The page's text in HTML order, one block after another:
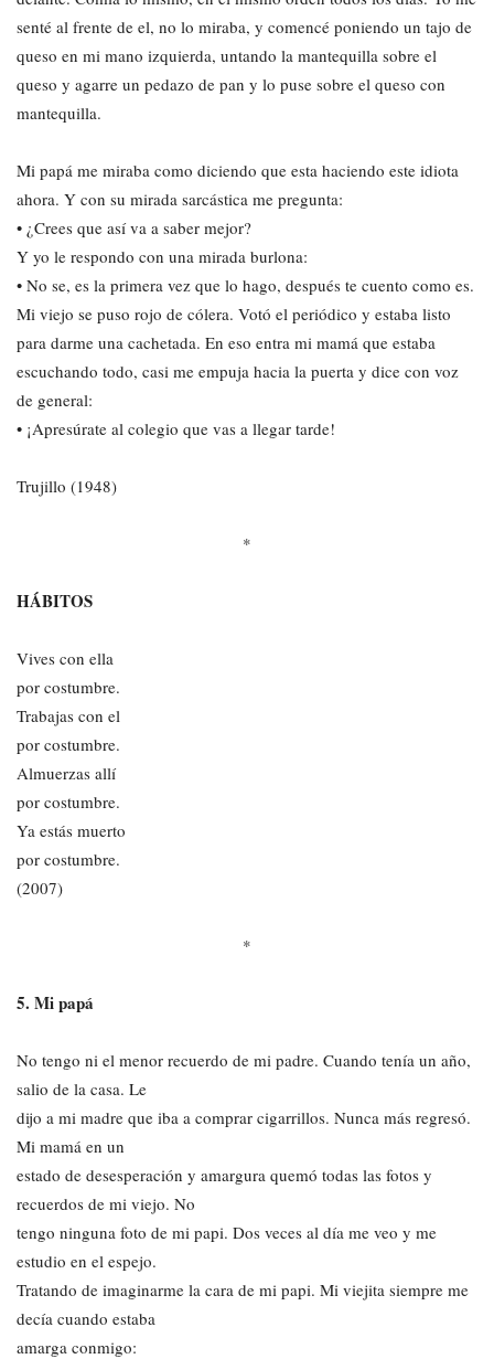
senté al frente de el, no lo miraba, y comencé poniendo un tajo de
queso en mi mano izquierda, untando la mantequilla sobre el
queso y agarre un pedazo de pan y lo puse sobre el queso con
mantequilla.
Mi papá me miraba como diciendo que esta haciendo este idiota
ahora. Y con su mirada sarcástica me pregunta:
• ¿Crees que así va a saber mejor?
Y yo le respondo con una mirada burlona:
• No se, es la primera vez que lo hago, después te cuento como es.
Mi viejo se puso rojo de cólera. Votó el periódico y estaba listo
para darme una cachetada. En eso entra mi mamá que estaba
escuchando todo, casi me empuja hacia la puerta y dice con voz
de general:
• ¡Apresúrate al colegio que vas a llegar tarde!
Trujillo (1948)
*
HÁBITOS
Vives con ella
por costumbre.
Trabajas con el
por costumbre.
Almuerzas allí
por costumbre.
Ya estás muerto
por costumbre.
(2007)
*
5. Mi papá
No tengo ni el menor recuerdo de mi padre. Cuando tenía un año,
salio de la casa. Le
dijo a mi madre que iba a comprar cigarrillos. Nunca más regresó.
Mi mamá en un
estado de desesperación y amargura quemó todas las fotos y
recuerdos de mi viejo. No
tengo ninguna foto de mi papi. Dos veces al día me veo y me
estudio en el espejo.
Tratando de imaginarme la cara de mi papi. Mi viejita siempre me
decía cuando estaba
amarga conmigo: